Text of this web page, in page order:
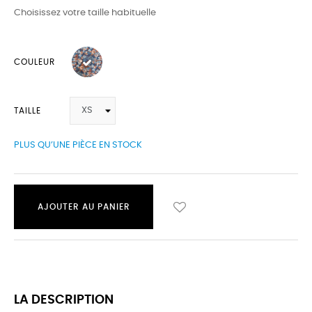
Choisissez votre taille habituelle
COULEUR
TAILLE
PLUS QU’UNE PIÈCE EN STOCK
AJOUTER AU PANIER
LA DESCRIPTION